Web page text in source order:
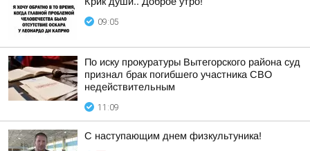
09:05
По иску прокуратуры Вытегорского района суд
признал брак погибшего участника СВО
недействительным
11:09
С наступающим днем физкультуника!